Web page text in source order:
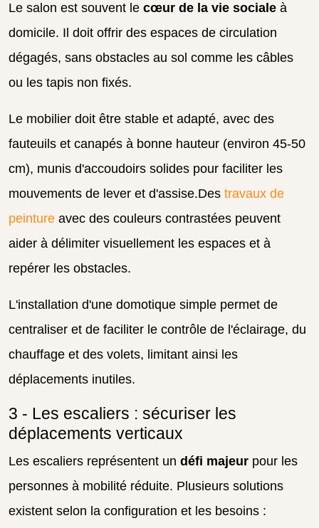
Le salon est souvent le cœur de la vie sociale à
domicile. Il doit offrir des espaces de circulation
dégagés, sans obstacles au sol comme les câbles
ou les tapis non fixés.
Le mobilier doit être stable et adapté, avec des
fauteuils et canapés à bonne hauteur (environ 45-50
cm), munis d'accoudoirs solides pour faciliter les
mouvements de lever et d'assise.Des travaux de
peinture avec des couleurs contrastées peuvent
aider à délimiter visuellement les espaces et à
repérer les obstacles.
L'installation d'une domotique simple permet de
centraliser et de faciliter le contrôle de l'éclairage, du
chauffage et des volets, limitant ainsi les
déplacements inutiles.
3 - Les escaliers : sécuriser les
déplacements verticaux
Les escaliers représentent un défi majeur pour les
personnes à mobilité réduite. Plusieurs solutions
existent selon la configuration et les besoins :